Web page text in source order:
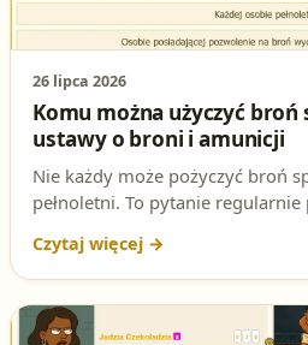
26 lipca 2026
Komu można użyczyć broń
ustawy o broni i amunicji
Nie każdy może pożyczyć broń
pełnoletni. To pytanie regularnie
poprawna odpowiedź i dlaczego
ustawy o broni i amunicji.